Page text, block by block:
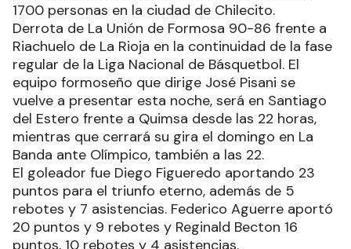
1700 personas en la ciudad de Chilecito.
Derrota de La Unión de Formosa 90-86 frente a
Riachuelo de La Rioja en la continuidad de la fase
regular de la Liga Nacional de Básquetbol. El
equipo formoseño que dirige José Pisani se
vuelve a presentar esta noche, será en Santiago
del Estero frente a Quimsa desde las 22 horas,
mientras que cerrará su gira el domingo en La
Banda ante Olímpico, también a las 22.
El goleador fue Diego Figueredo aportando 23
puntos para el triunfo eterno, además de 5
rebotes y 7 asistencias. Federico Aguerre aportó
20 puntos y 9 rebotes y Reginald Becton 16